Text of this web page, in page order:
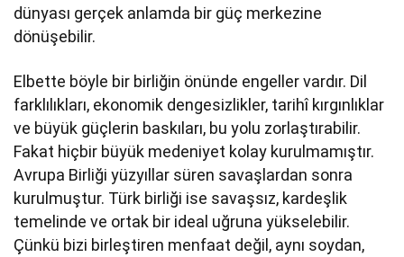
dünyası gerçek anlamda bir güç merkezine
dönüşebilir.
Elbette böyle bir birliğin önünde engeller vardır. Dil
farklılıkları, ekonomik dengesizlikler, tarihî kırgınlıklar
ve büyük güçlerin baskıları, bu yolu zorlaştırabilir.
Fakat hiçbir büyük medeniyet kolay kurulmamıştır.
Avrupa Birliği yüzyıllar süren savaşlardan sonra
kurulmuştur. Türk birliği ise savaşsız, kardeşlik
temelinde ve ortak bir ideal uğruna yükselebilir.
Çünkü bizi birleştiren menfaat değil, aynı soydan,